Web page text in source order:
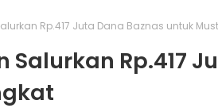
Rp.417 Juta Dana Baznas untuk
Salurkan Rp.417